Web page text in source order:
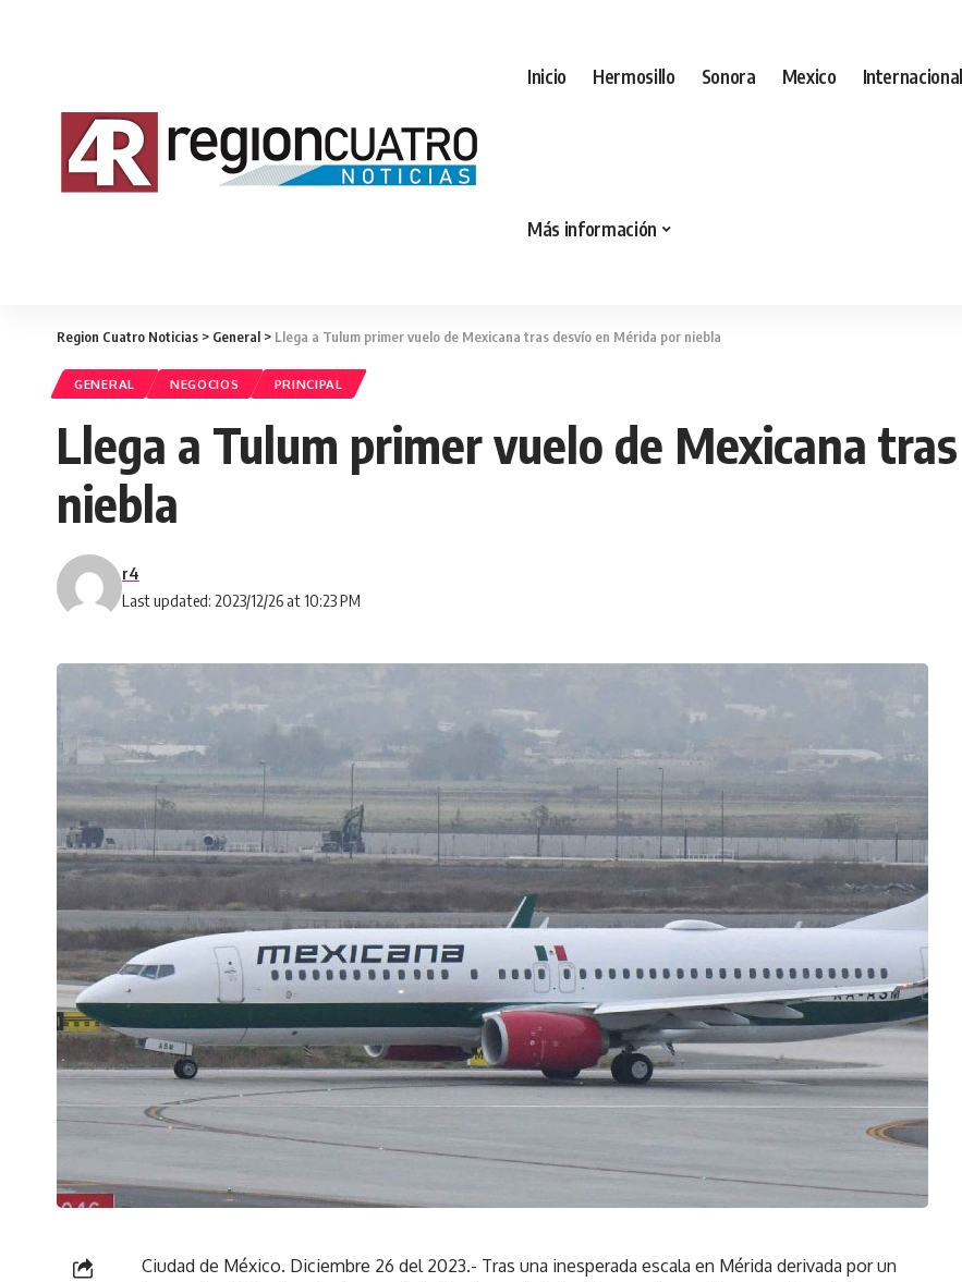
Inicio Hermosillo Sonora Mexico Internacional
Más información
Region Cuatro Noticias > General > Llega a Tulum primer vuelo de Mexicana tras desvío en Mérida por niebla
GENERAL NEGOCIOS PRINCIPAL
Llega a Tulum primer vuelo de Mexicana
niebla
Last updated: 2023/12/26 at 10:23 PM
r4
Ciudad de México. Diciembre 26 del 2023.- Tras una inesperada escala en Mérida derivada por un